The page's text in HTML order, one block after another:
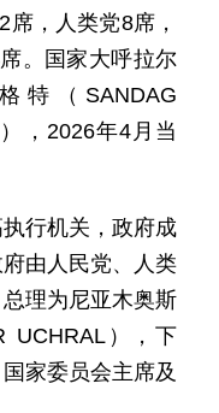
，人类党8席，
。国家大呼拉尔
特（SANDAG
，2026年4月当
行机关，政府成
由人民党、人类
理为尼亚木奥斯
UCHRAL），下
家委员会主席及